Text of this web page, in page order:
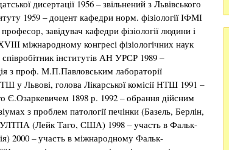
дисертації 1956 – звільнений з Львівського
1959 – доцент кафедри норм. фізіології ІФМІ
завідувач кафедри фізіології людини і
міжнародному конгресі фізіологічних наук
інститутів АН УРСР 1989 –
з проф. М.П.Павловським лабораторії
у Львові, голова Лікарської комісії НТШ 1991 –
Є.Озаркевичем 1898 р. 1992 – обрання дійсним
з проблем патології печінки (Базель, Берлін,
УЛТПА (Лейк Таго, США) 1998 – участь в Фальк-
2000 – участь в міжнародному Фальк-